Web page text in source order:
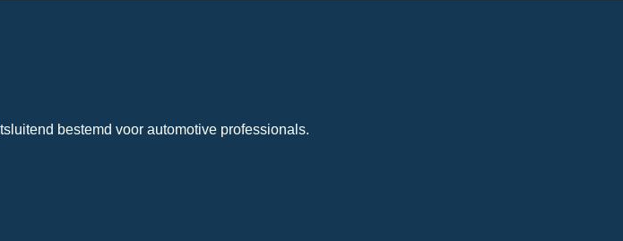
bestemd voor automotive professionals.